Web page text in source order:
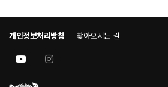
개인정보처리방침 찾아오시는 길